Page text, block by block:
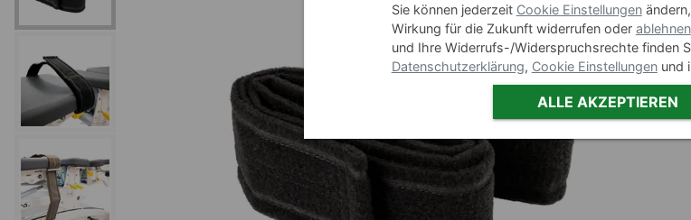
Sie können jederzeit Cookie Einstellungen
Wirkung für die Zukunft widerrufen oder ablehnen
und Ihre Widerrufs-/Widerspruchsrechte finden
Datenschutzerklärung, Cookie Einstellungenund
ALLE AKZEPTIEREN